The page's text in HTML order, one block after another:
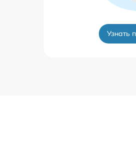
Узнать